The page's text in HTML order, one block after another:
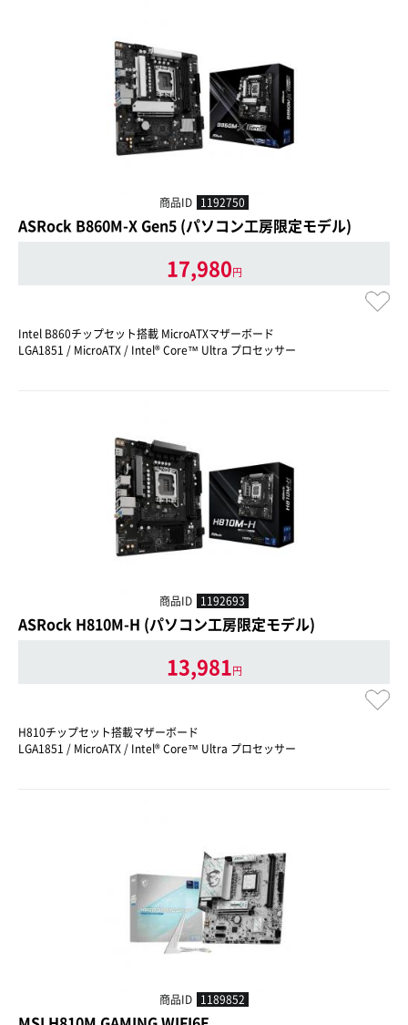
商品ID 1192750
ASRock B860M-X Gen5 (パソコン工房限定モデル)
17,980円
Intel B860チップセット搭載 MicroATXマザーボード
LGA1851 / MicroATX / Intel® Core™ Ultra プロセッサー
商品ID 1192693
ASRock H810M-H (パソコン工房限定モデル)
13,981円
H810チップセット搭載マザーボード
LGA1851 / MicroATX / Intel® Core™ Ultra プロセッサー
商品ID 1189852